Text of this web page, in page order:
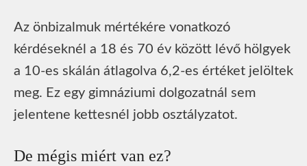
Az önbizalmuk mértékére vonatkozó
kérdéseknél a 18 és 70 év között lévő hölgyek
a 10-es skálán átlagolva 6,2-es értéket jelöltek
meg. Ez egy gimnáziumi dolgozatnál sem
jelentene kettesnél jobb osztályzatot.
De mégis miért van ez?